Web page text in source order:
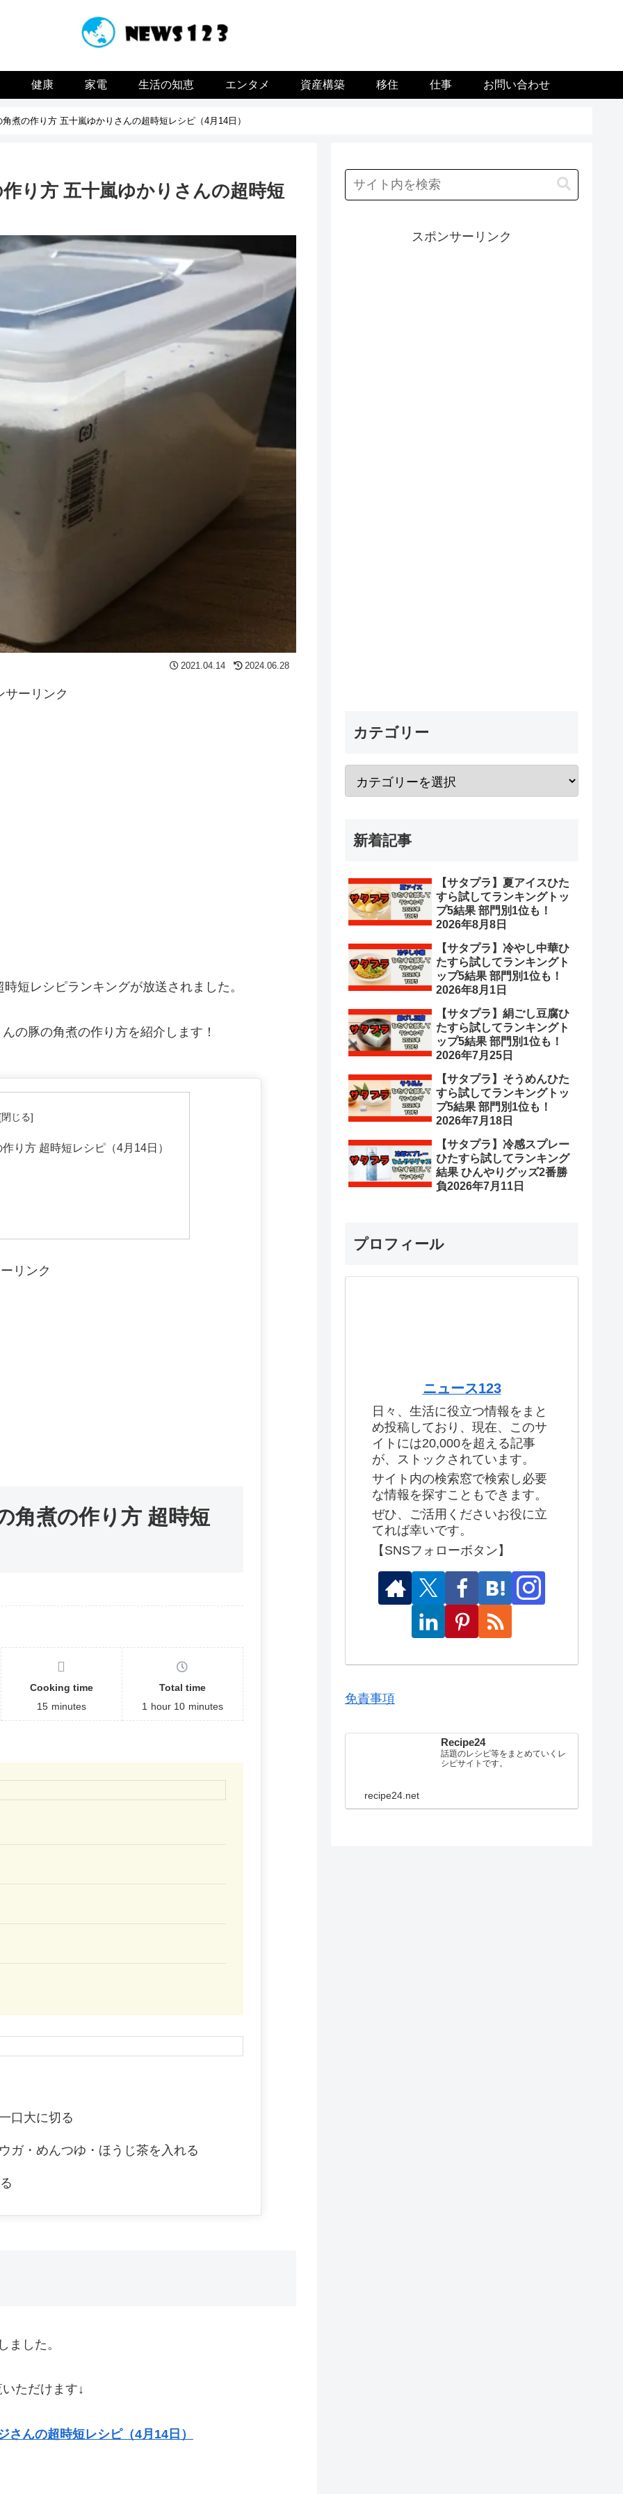
健康 家電 生活の知恵 エンタメ 資産構築 移住 仕事 お問い合わせ
煮の作り方 五十嵐ゆかりさんの超時短レシピ（4月14日）
り方 五十嵐ゆかりさんの超時短
2021.04.14 2024.06.28
サーリンク
短レシピランキングが放送されました。
の豚の角煮の作り方を紹介します！
り方 超時短レシピ（4月14日）
リンク
角煮の作り方 超時短
Cooking time
15 minutes
Total time
1 hour 10 minutes
口大に切る
ガ・めんつゆ・ほうじ茶を入れる
ました。
ただけます↓
んの超時短レシピ（4月14日）
スポンサーリンク
カテゴリー
新着記事
【サタプラ】夏アイスひた
すら試してランキングトッ
プ5結果 部門別1位も！
2026年8月8日
【サタプラ】冷やし中華ひ
たすら試してランキングト
ップ5結果 部門別1位も！
2026年8月1日
【サタプラ】絹ごし豆腐ひ
たすら試してランキングト
ップ5結果 部門別1位も！
2026年7月25日
【サタプラ】そうめんひた
すら試してランキングトッ
プ5結果 部門別1位も！
2026年7月18日
【サタプラ】冷感スプレー
ひたすら試してランキング
結果 ひんやりグッズ2番勝
負2026年7月11日
プロフィール
ニュース123
日々、生活に役立つ情報をまと
め投稿しており、現在、このサ
イトには20,000を超える記事
が、ストックされています。
サイト内の検索窓で検索し必要
な情報を探すこともできます。
ぜひ、ご活用くださいお役に立
てれば幸いです。
【SNSフォローボタン】
免責事項
Recipe24
話題のレシピ等をまとめていくレ
シピサイトです。
recipe24.net